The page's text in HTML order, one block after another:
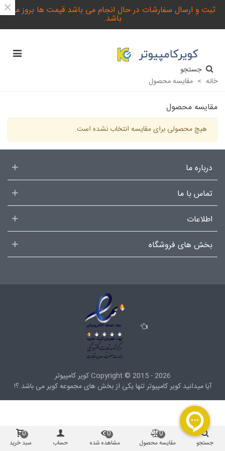
ثبت و ارسال سفارشات در حال انجام می باشد.قیمت ها بروز می
باشد.
×
جستجو
خانه > مقایسه‌ محصول
مقایسه‌ محصول
هیچ محصولی برای مقایسه انتخاب نشده است.
درباره ما
تماس با ما
اطلاعات
بخش های فروشگاه
Copyright © 2015 - 2026
کویر کامپیوتر
آیا میدانید کویر کامپیوتر تنها یکی از بخش هایمجموعه کویرمی باشد.؟!
جستجو مقایسه محصول
0
مشاهده شده
0
حساب سبد خرید
0